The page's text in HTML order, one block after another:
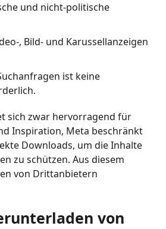
und nicht-politische
, Bild- und Karussellanzeigen
ist keine
sich zwar hervorragend für
Inspiration, Meta beschränkt
Downloads, um die Inhalte
zu schützen. Aus diesem
von Drittanbietern
von